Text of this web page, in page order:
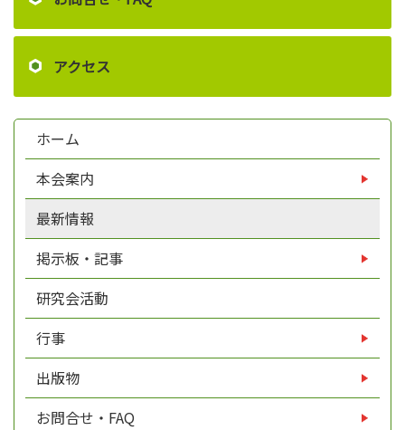
アクセス
ホーム
本会案内
最新情報
掲示板・記事
研究会活動
行事
出版物
お問合せ・FAQ